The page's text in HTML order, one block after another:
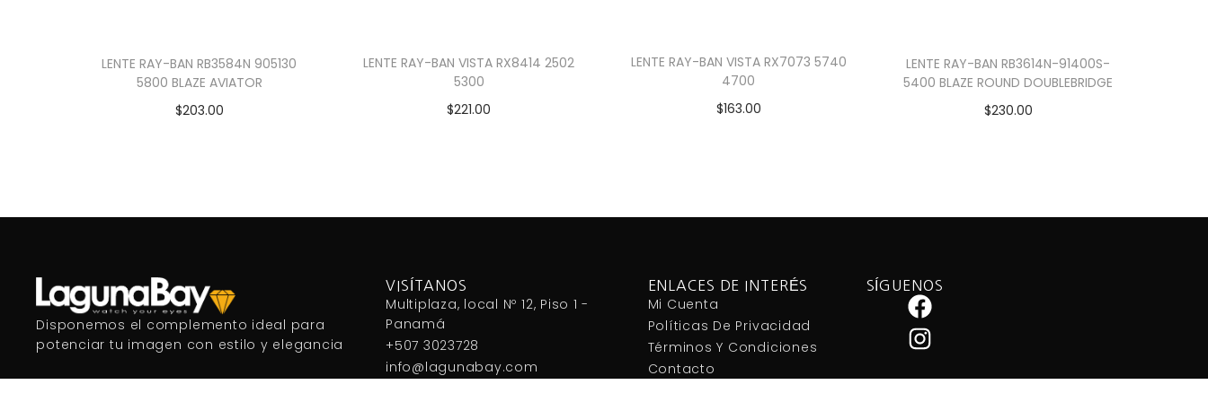
LENTE RAY-BAN RB3584N 905130
5800 BLAZE AVIATOR
$203.00
LENTE RAY-BAN VISTA RX8414 2502
5300
$221.00
LENTE RAY-BAN VISTA RX7073 5740
4700
$163.00
LENTE RAY-BAN RB3614N-91400S-
5400 BLAZE ROUND DOUBLEBRIDGE
$230.00
Disponemos el complemento ideal para
potenciar tu imagen con estilo y elegancia
VISÍTANOS
Multiplaza, local Nº 12, Piso 1 -
Panamá
+507 3023728
info@lagunabay.com
ENLACES DE INTERÉS
Mi Cuenta
Políticas De Privacidad
Términos Y Condiciones
Contacto
SÍGUENOS